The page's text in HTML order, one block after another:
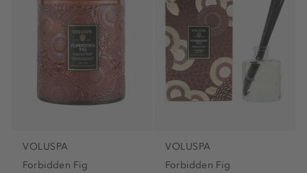
VOLUSPA
Forbidden Fig
VOLUSPA
Forbidden Fig